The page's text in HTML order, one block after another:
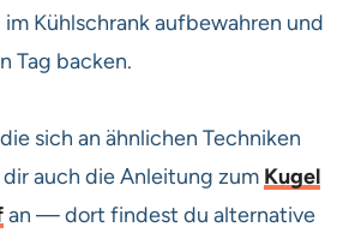
Kühlschrank aufbewahren und
Tag backen.
sich an ähnlichen Techniken
auch die Anleitung zum Kugel
an — dort findest du alternative